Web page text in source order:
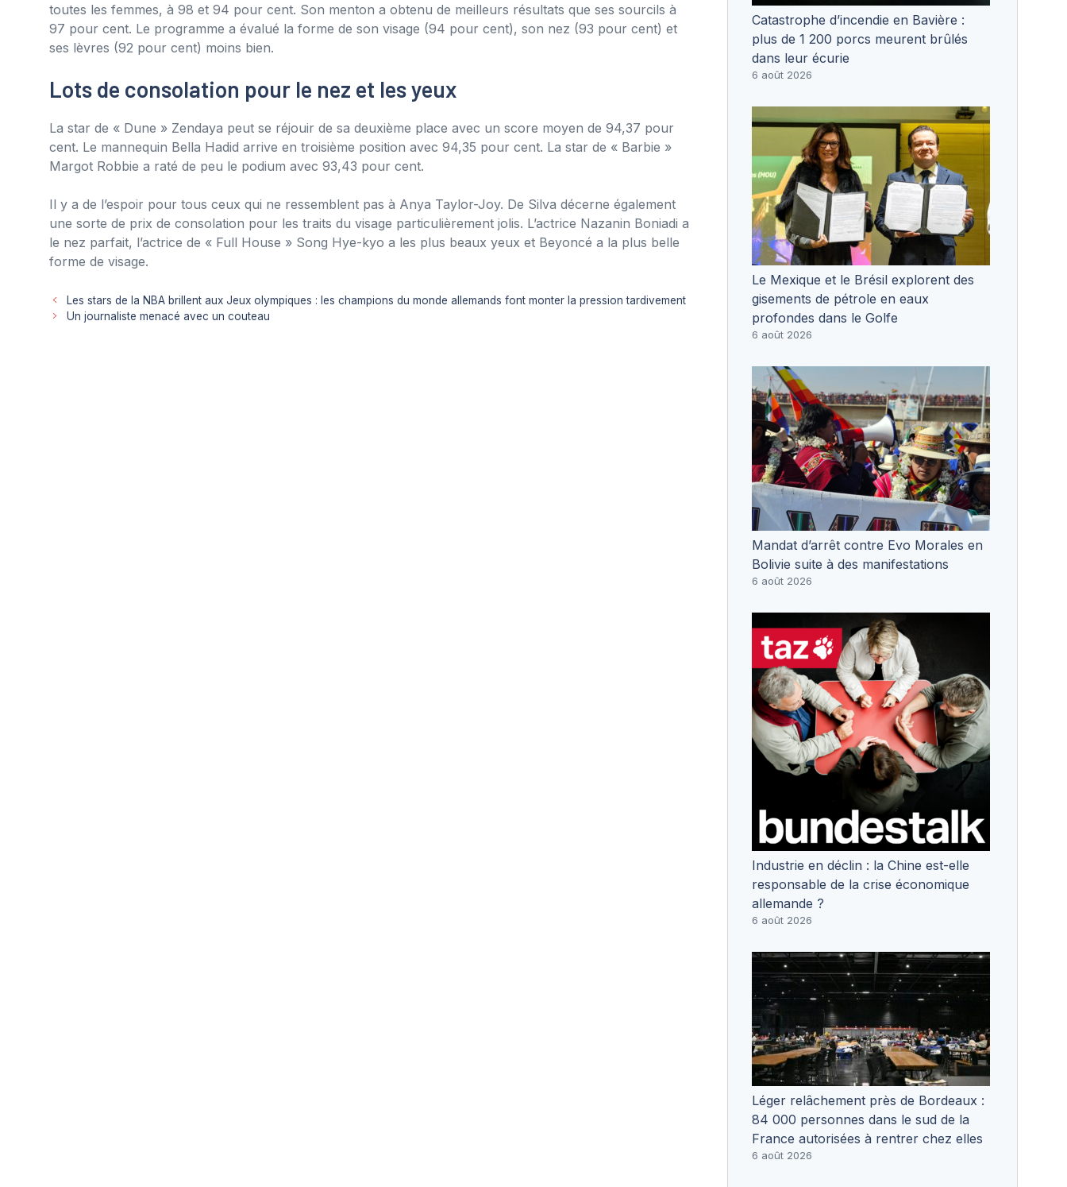
toutes les femmes, à 98 et 94 pour cent. Son menton a obtenu de meilleurs résultats que ses sourcils à
97 pour cent. Le programme a évalué la forme de son visage (94 pour cent), son nez (93 pour cent) et
ses lèvres (92 pour cent) moins bien.
Lots de consolation pour le nez et les yeux
La star de « Dune » Zendaya peut se réjouir de sa deuxième place avec un score moyen de 94,37 pour
cent. Le mannequin Bella Hadid arrive en troisième position avec 94,35 pour cent. La star de « Barbie »
Margot Robbie a raté de peu le podium avec 93,43 pour cent.
Il y a de l’espoir pour tous ceux qui ne ressemblent pas à Anya Taylor-Joy. De Silva décerne également
une sorte de prix de consolation pour les traits du visage particulièrement jolis. L’actrice Nazanin Boniadi a
le nez parfait, l’actrice de « Full House » Song Hye-kyo a les plus beaux yeux et Beyoncé a la plus belle
forme de visage.
Les stars de la NBA brillent aux Jeux olympiques : les champions du monde allemands font monter la pression tardivement
Un journaliste menacé avec un couteau
Catastrophe d’incendie en Bavière :
plus de 1 200 porcs meurent brûlés
dans leur écurie
6 août 2026
Le Mexique et le Brésil explorent des
gisements de pétrole en eaux
profondes dans le Golfe
6 août 2026
Mandat d’arrêt contre Evo Morales en
Bolivie suite à des manifestations
6 août 2026
Industrie en déclin : la Chine est-elle
responsable de la crise économique
allemande ?
6 août 2026
Léger relâchement près de Bordeaux :
84 000 personnes dans le sud de la
France autorisées à rentrer chez elles
6 août 2026